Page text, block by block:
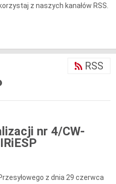
z naszych kanałów RSS.
RSS
nr 4/CW-
z dnia 29 czerwca